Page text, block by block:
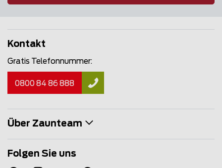
Kontakt
Gratis Telefonnummer:
0800 84 86 888
Über Zaunteam
Folgen Sie uns